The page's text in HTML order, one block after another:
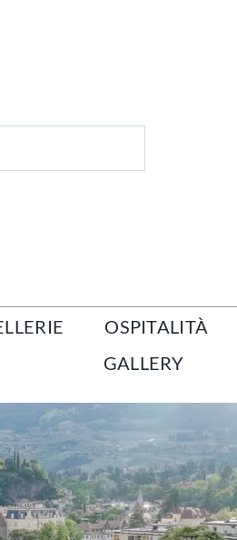
OSPITALITÀ
GALLERY